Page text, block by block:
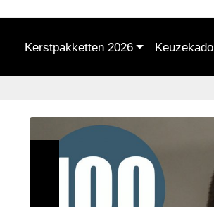
Kerstpakketten 2026 Keuzekado